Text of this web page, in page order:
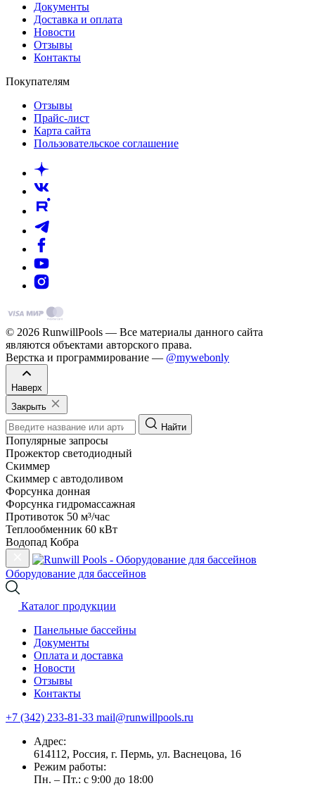
Документы
Доставка и оплата
Новости
Отзывы
Контакты
Покупателям
Отзывы
Прайс-лист
Карта сайта
Пользовательское соглашение
© 2026 RunwillPools — Все материалы данного сайта
являются объектами авторского права.
Верстка и программирование — @mywebonly
Наверх
Закрыть
Найти
Популярные запросы
Прожектор светодиодный
Скиммер
Скиммер с автодоливом
Форсунка донная
Форсунка гидромассажная
Противоток 50 м³/час
Теплообменник 60 кВт
Водопад Кобра
Оборудование для бассейнов
Каталог продукции
Панельные бассейны
Документы
Оплата и доставка
Новости
Отзывы
Контакты
+7 (342) 233-81-33 mail@runwillpools.ru
Адрес:
614112, Россия, г. Пермь, ул. Васнецова, 16
Режим работы:
Пн. – Пт.: с 9:00 до 18:00